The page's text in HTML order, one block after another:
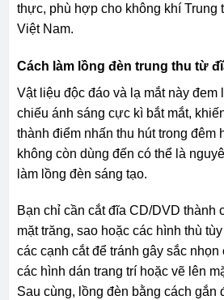
thực, phù hợp cho không khí Trung
Việt Nam.
Cách làm lồng đèn trung thu từ
Vật liệu độc đáo và lạ mắt này đem
chiếu ánh sáng cực kì bắt mắt,
thành điểm nhấn thu hút trong đêm
không còn dùng đến có thể là
làm lồng đèn sáng tạo.
Bạn chỉ cần cắt đĩa CD/DVD thành
mặt trăng, sao hoặc các hình thù
các cạnh cắt để tránh gây sắc nhọn
các hình dán trang trí hoặc vẽ lên
Sau cùng, lồng đèn bằng cách gắn